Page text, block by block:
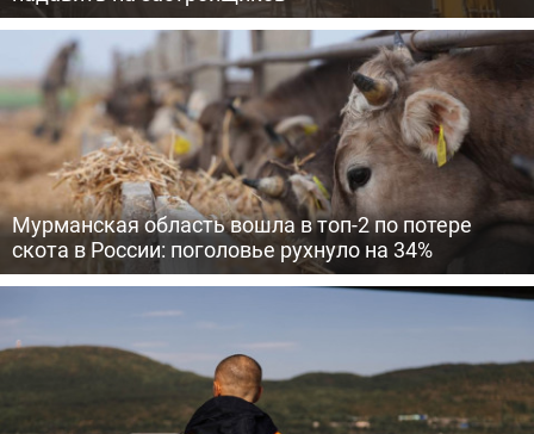
Мурманская область вошла в топ-2 по потере
скота в России: поголовье рухнуло на 34%